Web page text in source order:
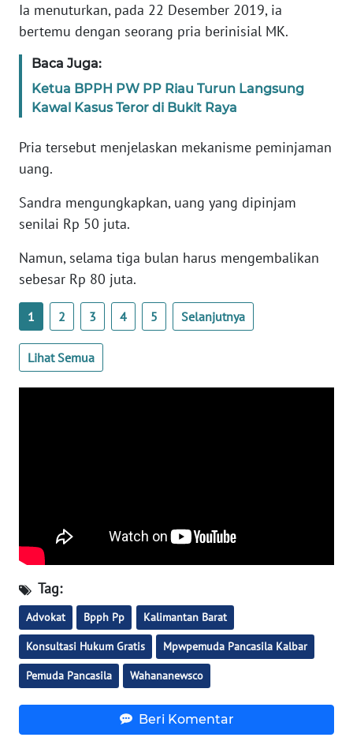
Ia menuturkan, pada 22 Desember 2019, ia
bertemu dengan seorang pria berinisial MK.
Baca Juga:
Ketua BPPH PW PP Riau Turun Langsung
Kawal Kasus Teror di Bukit Raya
Pria tersebut menjelaskan mekanisme peminjaman
uang.
Sandra mengungkapkan, uang yang dipinjam
senilai Rp 50 juta.
Namun, selama tiga bulan harus mengembalikan
sebesar Rp 80 juta.
1 2 3 4 5 Selanjutnya
Lihat Semua
Tag:
Advokat Bpph Pp Kalimantan Barat
Konsultasi Hukum Gratis Mpwpemuda Pancasila Kalbar
Pemuda Pancasila Wahananewsco
Beri Komentar
KARIR
Wahana
Regional
SUMUT
WN
WN
BANTEN
PAPUA
BARAT
WN
RIAU
WN